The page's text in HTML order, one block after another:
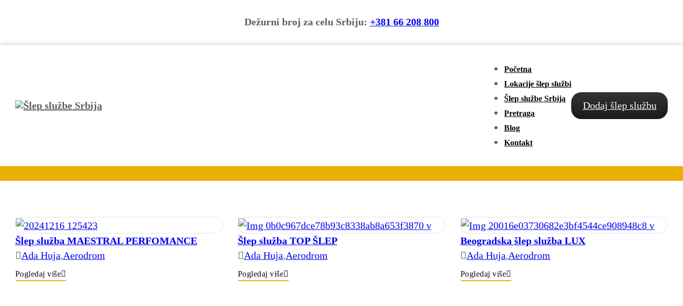
Dežurni broj za celu Srbiju: +381 66 208 800
Početna
Lokacije šlep službi
Šlep službe Srbija
Pretraga
Blog
Kontakt
Dodaj šlep službu
Šlep služba MAESTRAL PERFOMANCE
Ada Huja,Aerodrom
Pogledaj više
Šlep služba TOP ŠLEP
Ada Huja,Aerodrom
Pogledaj više
Beogradska šlep služba LUX
Ada Huja,Aerodrom
Pogledaj više